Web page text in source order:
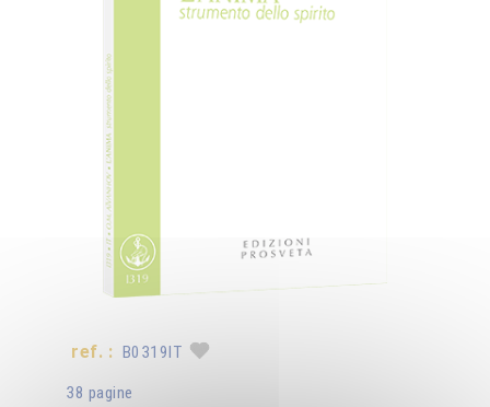
ref. : B0319IT
38 pagine